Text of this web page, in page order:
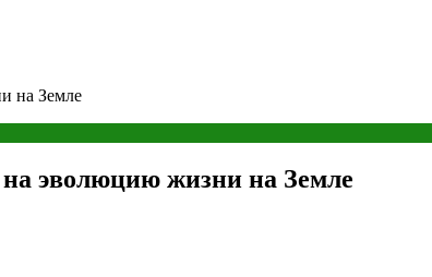
на Земле
эволюцию жизни на Земле